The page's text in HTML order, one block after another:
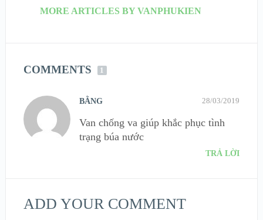
MORE ARTICLES BY VANPHUKIEN
COMMENTS 1
BẰNG 28/03/2019
Van chống va giúp khắc phục tình
trạng búa nước
TRẢ LỜI
ADD YOUR COMMENT